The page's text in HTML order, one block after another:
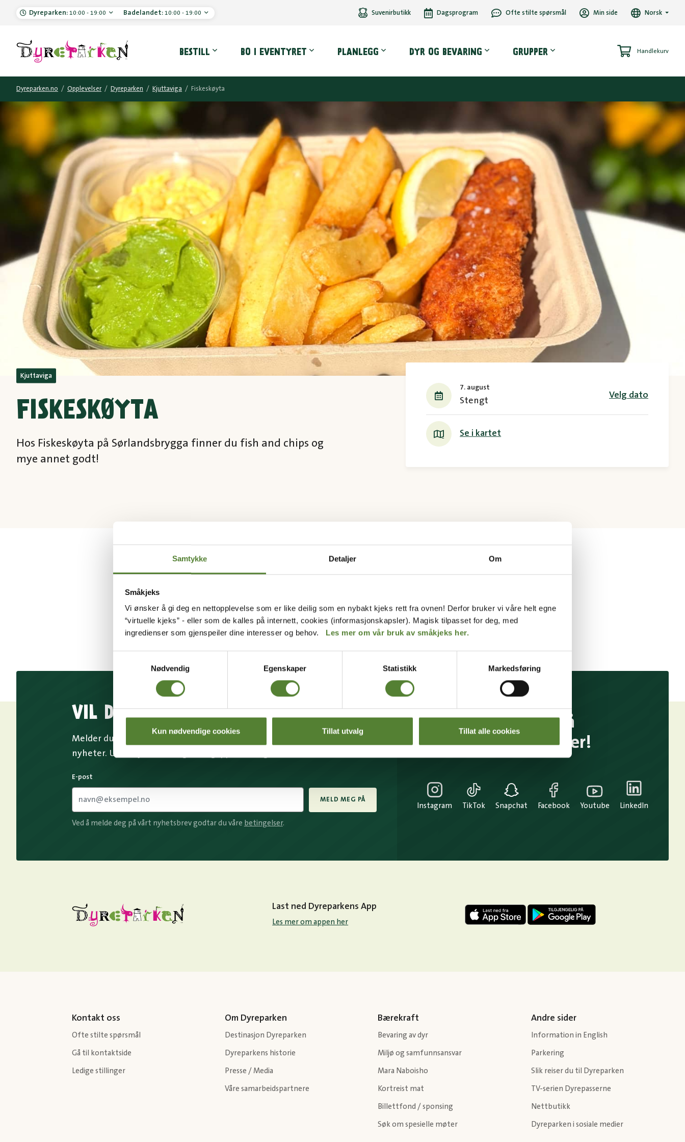
Samtykke Detaljer Om
Småkjeks
Vi ønsker å gi deg en nettopplevelse som er like deilig som en nybakt kjeks rett fra ovnen! Derfor bruker vi våre helt egne
“virtuelle kjeks” - eller som de kalles på internett, cookies (informasjonskapsler). Magisk tilpasset for deg, med
ingredienser som gjenspeiler dine interesser og behov. Les mer om vår bruk av småkjeks her.
Nødvendig
Egenskaper Statistikk Markedsføring
Kun nødvendige cookies Tillat utvalg Tillat alle cookies
Dyreparken: 10:00 - 19:00 Badelandet: 10:00 - 19:00 Suvenirbutikk Dagsprogram Ofte stilte spørsmål Min side Norsk
BESTILL BO I EVENTYRET PLANLEGG DYR OG BEVARING GRUPPER Handlekurv
Dyreparken.no / Opplevelser / Dyreparken / Kjuttaviga / Fiskeskøyta
Kjuttaviga
FISKESKØYTA
Hos Fiskeskøyta på Sørlandsbrygga finner du fish and chips og
mye annet godt!
7. august
Stengt
Velg dato
Se i kartet
VIL DU HA NYHETSBREV FRA OSS?
Melder du deg på Dyreparkens nyhetsbrev får du unike tilbud og
nyheter. Uten nyhetsbrev går du glipp av mange fordeler.
E-post
MELD MEG PÅ
Ved å melde deg på vårt nyhetsbrev godtar du våre betingelser.
Følg oss på
sosiale medier!
Instagram TikTok Snapchat Facebook Youtube LinkedIn
Last ned Dyreparkens App
Les mer om appen her
Kontakt oss
Ofte stilte spørsmål
Gå til kontaktside
Ledige stillinger
Om Dyreparken
Destinasjon Dyreparken
Dyreparkens historie
Presse / Media
Våre samarbeidspartnere
Bærekraft
Bevaring av dyr
Miljø og samfunnsansvar
Mara Naboisho
Kortreist mat
Billettfond / sponsing
Søk om spesielle møter
Andre sider
Information in English
Parkering
Slik reiser du til Dyreparken
TV-serien Dyrepasserne
Nettbutikk
Dyreparken i sosiale medier